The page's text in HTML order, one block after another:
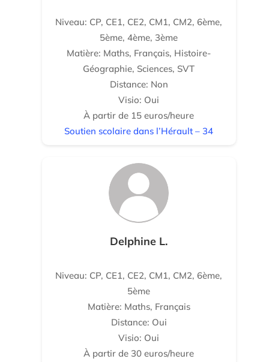
Niveau: CP, CE1, CE2, CM1, CM2, 6ème,
5ème, 4ème, 3ème
Matière: Maths, Français, Histoire-
Géographie, Sciences, SVT
Distance: Non
Visio: Oui
À partir de 15 euros/heure
Soutien scolaire dans l’Hérault – 34
Delphine L.
Niveau: CP, CE1, CE2, CM1, CM2, 6ème,
5ème
Matière: Maths, Français
Distance: Oui
Visio: Oui
À partir de 30 euros/heure